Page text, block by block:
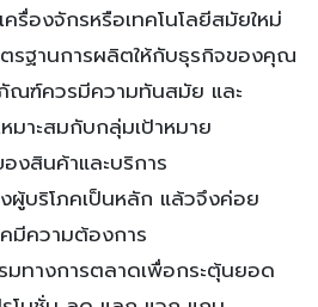
รื่องจักรหรือเทคโนโลยีสมัยใหม่
ตรฐานการผลิตให้กับธุรกิจของคุณ
ณฑ์ควรมีความทันสมัย และ
มาะสมกับกลุ่มเป้าหมาย
งสินค้าและบริการ
ผู้บริโภคเป็นหลัก แล้วจึงค่อย
มีความต้องการ
มทางการตลาดเพื่อกระตุ้นยอด